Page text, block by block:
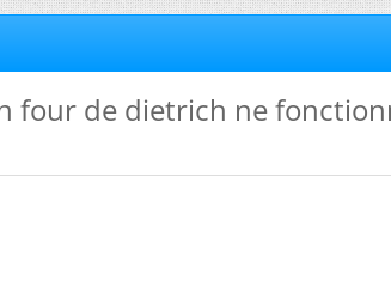
four de dietrich ne